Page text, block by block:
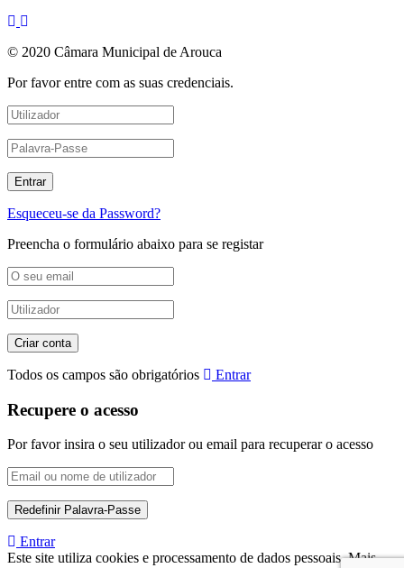
© 2020 Câmara Municipal de Arouca
Por favor entre com as suas credenciais.
Esqueceu-se da Password?
Preencha o formulário abaixo para se registar
Todos os campos são obrigatórios Entrar
Recupere o acesso
Por favor insira o seu utilizador ou email para recuperar o acesso
Entrar
Este site utiliza cookies e processamento de dados pessoais. Mais